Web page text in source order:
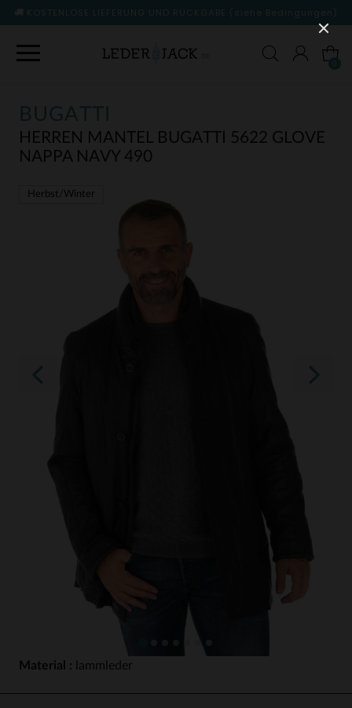
KOSTENLOSE LIEFERUNG UND RÜCKGABE (siehe Bedingungen)
BUGATTI
HERREN MANTEL BUGATTI 5622 GLOVE
NAPPA NAVY 490
Herbst/Winter
Material : lammleder